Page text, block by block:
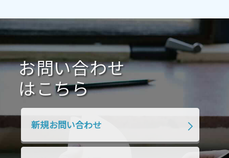
2021年1月 2020年12月 2020年11月
2020年10月 2020年9月 2020年8月
2020年7月 2020年6月 2020年5月
2020年4月 2020年3月 2020年2月
2019年10月 2019年9月
お問い合わせ
はこちら
新規お問い合わせ